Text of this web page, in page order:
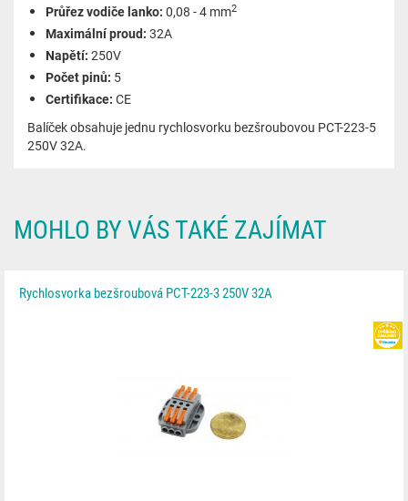
Průřez vodiče lanko: 0,08 - 4 mm2
Maximální proud: 32A
Napětí: 250V
Počet pinů: 5
Certifikace: CE
Balíček obsahuje jednu rychlosvorku bezšroubovou PCT-223-5
250V 32A.
MOHLO BY VÁS TAKÉ ZAJÍMAT
Rychlosvorka bezšroubová PCT-223-3 250V 32A